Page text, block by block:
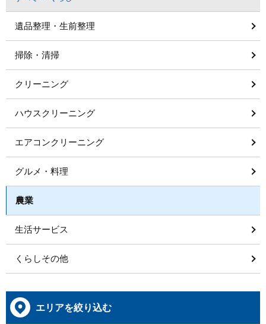
遺品整理・生前整理
掃除・清掃
クリーニング
ハウスクリーニング
エアコンクリーニング
グルメ・料理
農業
生活サービス
くらしその他
エリアを絞り込む